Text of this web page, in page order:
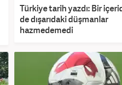
Türkiye tarih yazdı: Bir
de dışarıdaki düşmanlar
hazmedemedi